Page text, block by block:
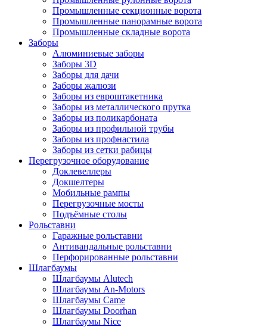
Промышленные секционные ворота
Промышленные панорамные ворота
Промышленные складные ворота
Заборы
Алюминиевые заборы
Заборы 3D
Заборы для дачи
Заборы жалюзи
Заборы из евроштакетника
Заборы из металлического прутка
Заборы из поликарбоната
Заборы из профильной трубы
Заборы из профнастила
Заборы из сетки рабицы
Перегрузочное оборудование
Доклевеллеры
Докшелтеры
Мобильные рампы
Перегрузочные мосты
Подъёмные столы
Рольставни
Гаражные рольставни
Антивандальные рольставни
Перфорированные рольставни
Шлагбаумы
Шлагбаумы Alutech
Шлагбаумы An-Motors
Шлагбаумы Came
Шлагбаумы Doorhan
Шлагбаумы Nice